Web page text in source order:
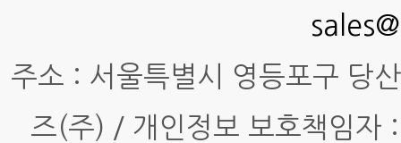
주소 : 서울특별시 영등포구 당
즈(주) / 개인정보 보호책임